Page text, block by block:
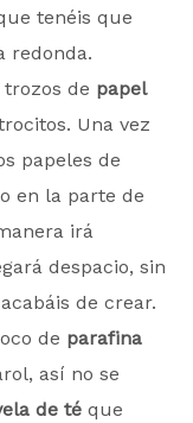
tenéis que
redonda.
trozos de papel
Una vez
papeles de
en la parte de
irá
despacio, sin
de crear.
de parafina
así no se
de té que